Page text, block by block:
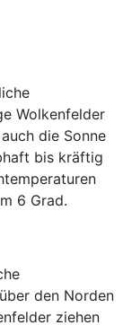
Wolkenfelder
die Sonne
bis kräftig
6 Grad.
den Norden
ziehen